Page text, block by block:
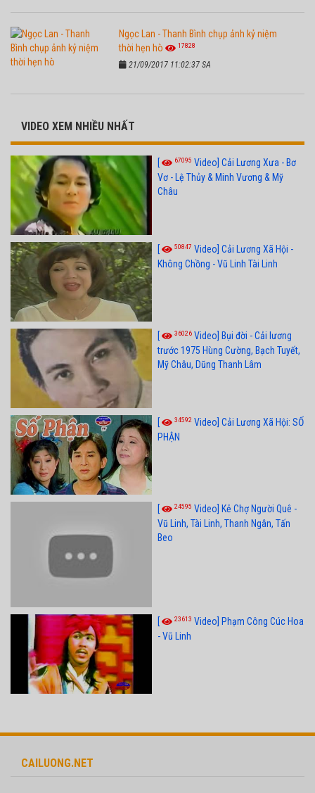
Ngọc Lan - Thanh Bình chụp ảnh kỷ niệm
thời hẹn hò
17828
21/09/2017 11:02:37 SA
VIDEO XEM NHIỀU NHẤT
[ 67095 Video] Cải Lương Xưa - Bơ
Vơ - Lệ Thủy & Minh Vương & Mỹ
Châu
[ 50847 Video] Cải Lương Xã Hội -
Không Chồng - Vũ Linh Tài Linh
[ 36026 Video] Bụi đời - Cải lương
trước 1975 Hùng Cường, Bạch Tuyết,
Mỹ Châu, Dũng Thanh Lâm
[ 34592 Video] Cải Lương Xã Hội: SỐ
PHẬN
[ 24595 Video] Kẻ Chợ Người Quê -
Vũ Linh, Tài Linh, Thanh Ngân, Tấn
Beo
[ 23613 Video] Phạm Công Cúc Hoa
- Vũ Linh
CAILUONG.NET